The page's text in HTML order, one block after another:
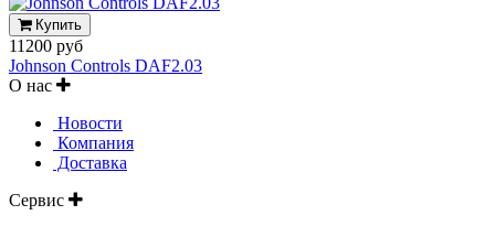
Купить
11200 руб
Johnson Controls DAF2.03
О нас
Новости
Компания
Доставка
Сервис